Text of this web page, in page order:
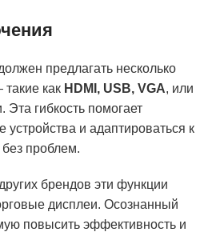
предлагать несколько
как HDMI, USB, VGA, или
гибкость помогает
устройства и адаптироваться к
проблем.
брендов эти функции
дисплеи. Осознанный
повысить эффективность и